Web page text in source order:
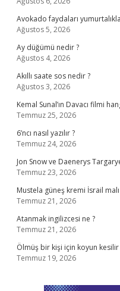
Avokado faydaları
Ağustos 5, 2026
Ay düğümü nedir ?
Ağustos 4, 2026
Akıllı saate sos nedir ?
Ağustos 3, 2026
Kemal Sunal’ın Davacı filmi
Temmuz 25, 2026
6’ncı nasıl yazılır ?
Temmuz 24, 2026
Jon Snow ve Daenerys
Temmuz 23, 2026
Mustela güneş kremi İsrail malı
Temmuz 21, 2026
Atanmak ingilizcesi ne ?
Temmuz 21, 2026
Ölmüş bir kişi için koyun kesilir
Temmuz 19, 2026